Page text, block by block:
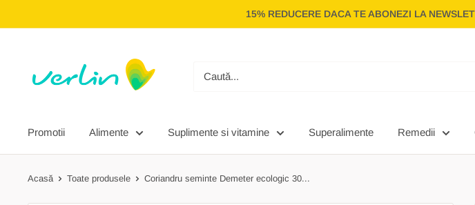
la
15% REDUCERE DACA TE ABONEZI LA
Promotii Alimente Suplimente si vitamine Superalimente Remedii
Acasă Toate produsele Coriandru seminte Demeter ecologic 30...